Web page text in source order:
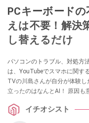
PCキーボード
えは不要！解決
し替えるだけ
パソコンのトラブル、対処方
は、YouTubeでスマホに関す
TVの川島さんが自分が体験
立ったのはなんとAI！ 原因も
イチオシスト